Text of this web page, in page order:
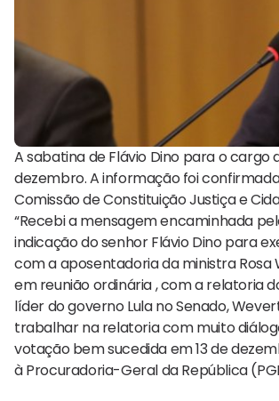
A sabatina de Flávio Dino para o cargo
dezembro. A informação foi
Comissão de Constituição Justiça e
“Recebi a mensagem encaminhada
indicação do senhor Flávio Dino para
com a aposentadoria da ministra Rosa
em reunião ordinária , com a relatoria
líder do governo Lula no Senado,
trabalhar na relatoria com muito
votação bem sucedida em 13 de
à Procuradoria-Geral da República